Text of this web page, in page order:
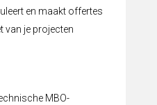
en maakt offertes
van je projecten
MBO-